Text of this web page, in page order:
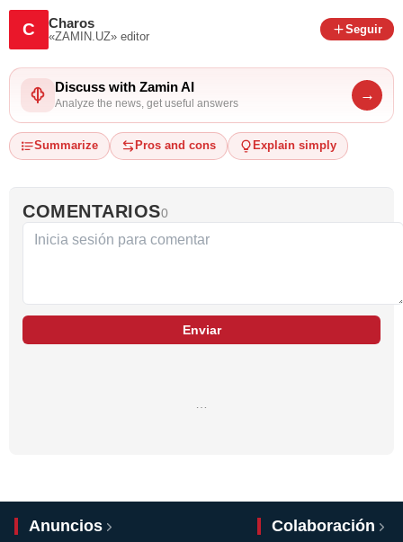
C Charos
«ZAMIN.UZ» editor
Seguir
Discuss with Zamin AI
Analyze the news, get useful answers
→
Summarize Pros and cons Explain simply
COMENTARIOS0
Enviar
Anuncios Colaboración